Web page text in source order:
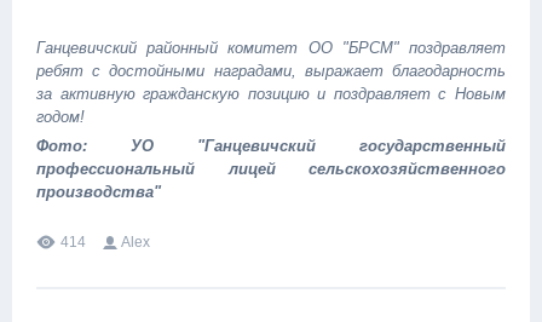
Ганцевичский районный комитет ОО "БРСМ" поздравляет
ребят с достойными наградами, выражает благодарность
за активную гражданскую позицию и поздравляет с Новым
годом!
Фото: УО "Ганцевичский государственный
профессиональный лицей сельскохозяйственного
производства"
414 Alex